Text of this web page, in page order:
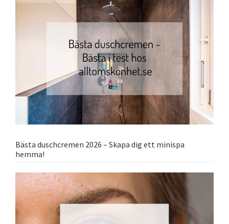
Bästa duschcremen 2026 – Skapa dig ett minispa
hemma!